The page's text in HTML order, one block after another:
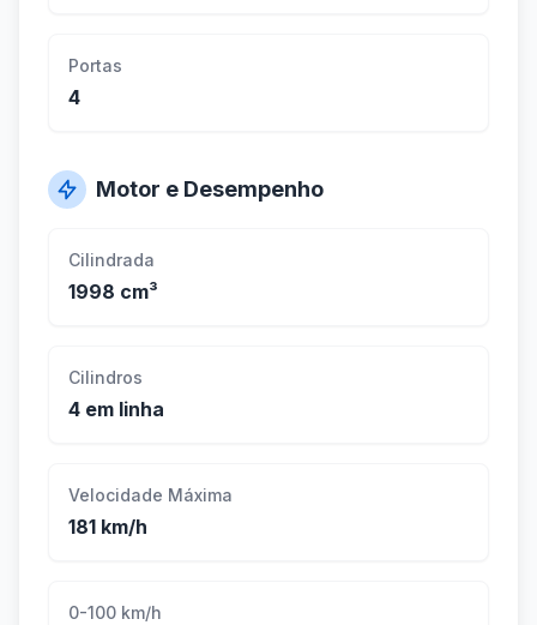
Portas
4
Motor e Desempenho
Cilindrada
1998 cm³
Cilindros
4 em linha
Velocidade Máxima
181 km/h
0-100 km/h